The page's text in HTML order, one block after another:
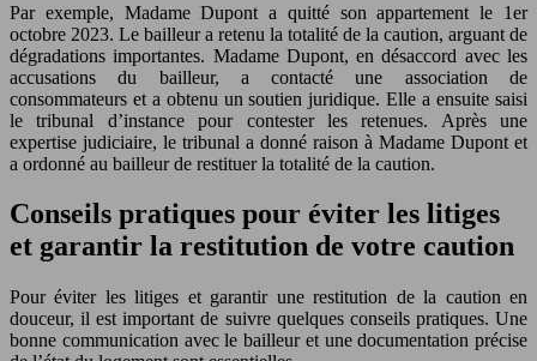
Par exemple, Madame Dupont a quitté son appartement le 1er
octobre 2023. Le bailleur a retenu la totalité de la caution, arguant de
dégradations importantes. Madame Dupont, en désaccord avec les
accusations du bailleur, a contacté une association de
consommateurs et a obtenu un soutien juridique. Elle a ensuite saisi
le tribunal d’instance pour contester les retenues. Après une
expertise judiciaire, le tribunal a donné raison à Madame Dupont et
a ordonné au bailleur de restituer la totalité de la caution.
Conseils pratiques pour éviter les litiges
et garantir la restitution de votre caution
Pour éviter les litiges et garantir une restitution de la caution en
douceur, il est important de suivre quelques conseils pratiques. Une
bonne communication avec le bailleur et une documentation précise